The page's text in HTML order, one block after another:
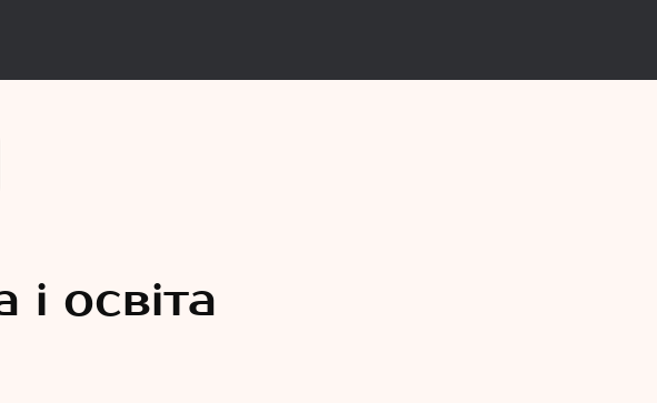
і освіта